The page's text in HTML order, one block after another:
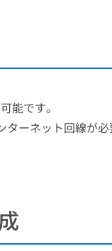
能です。
ーネット回線が必